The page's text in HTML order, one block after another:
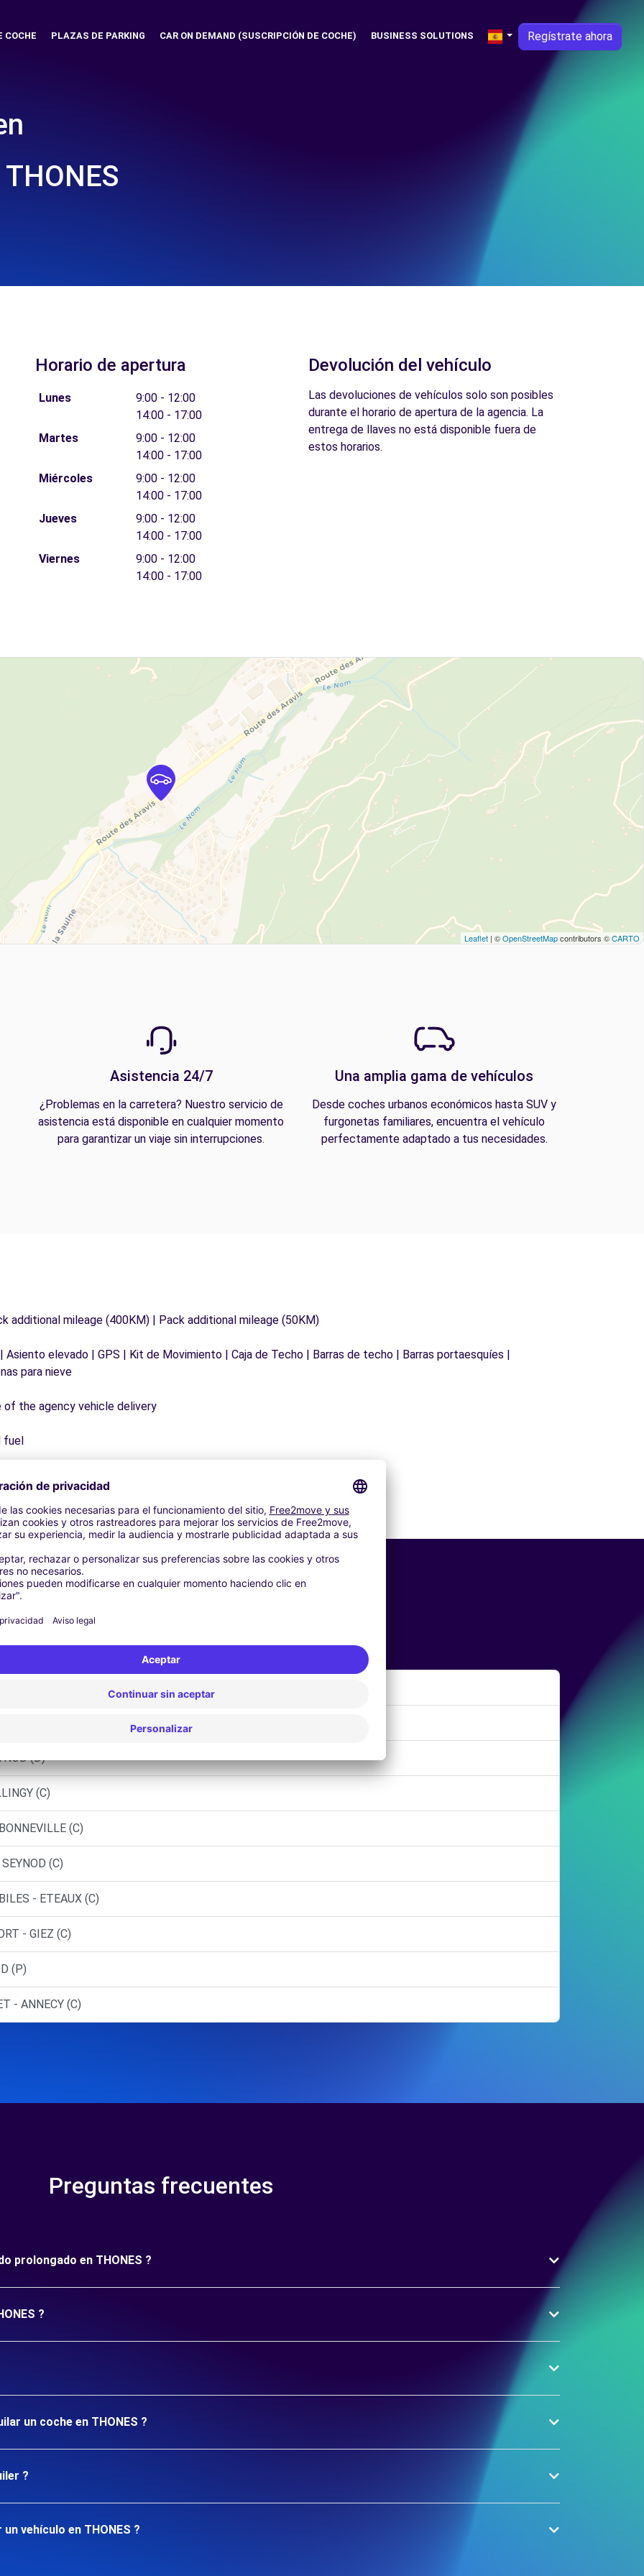
COCHE PLAZAS DE PARKING CAR ON DEMAND (SUSCRIPCIÓN DE COCHE) BUSINESS SOLUTIONS Regístrate ahora
Horario de apertura
Lunes
9:00 - 12:00
14:00 - 17:00
Martes
9:00 - 12:00
14:00 - 17:00
Miércoles
9:00 - 12:00
14:00 - 17:00
Jueves
9:00 - 12:00
14:00 - 17:00
Viernes
9:00 - 12:00
14:00 - 17:00
Devolución del vehículo
Las devoluciones de vehículos solo son posibles
durante el horario de apertura de la agencia. La
entrega de llaves no está disponible fuera de
estos horarios.
Leaflet | ©OpenStreetMapcontributors ©CARTO
Asistencia 24/7
¿Problemas en la carretera? Nuestro servicio de
asistencia está disponible en cualquier momento
para garantizar un viaje sin interrupciones.
Una amplia gama de vehículos
Desde coches urbanos económicos hasta SUV y
furgonetas familiares, encuentra el vehículo
perfectamente adaptado a tus necesidades.
additional mileage (400KM) | Pack additional mileage (50KM)
elevado | GPS | Kit de Movimiento | Caja de Techo | Barras de techo | Barras portaesquíes |
para nieve
the agency vehicle delivery
fuel
Agencias similares
(D)
(C)
(C)
(C)
- ETEAUX (C)
- GIEZ (C)
(P)
- ANNECY (C)
Preguntas frecuentes
prolongado en THONES ?
?
un coche en THONES ?
?
vehículo en THONES ?